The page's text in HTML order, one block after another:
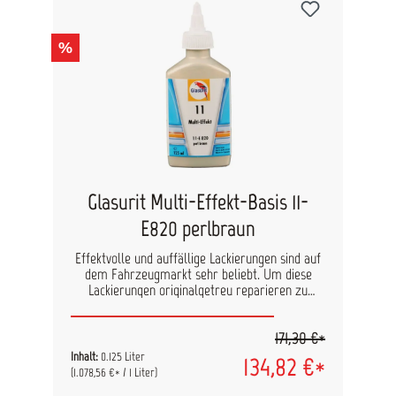
zusätzlich eine neue Formel mit 80-M angezeigt.
Farbton: ultramarin Inhalt: 500ml
%
Glasurit Multi-Effekt-Basis 11-
E820 perlbraun
Effektvolle und auffällige Lackierungen sind auf
dem Fahrzeugmarkt sehr beliebt. Um diese
Lackierungen originalgetreu reparieren zu
benötigt. Mit nur geringen Mengen dieser
hochpigmentierten Basisfarbenkonzentrate
können bereits große Effekte in einer Lackfarbe
erzielt werden. Diese Konzentrate werden in den
Inhalt: 0.125 Liter
(1.078,56 €* / 1 Liter)
134,82 €*
171,30 €*